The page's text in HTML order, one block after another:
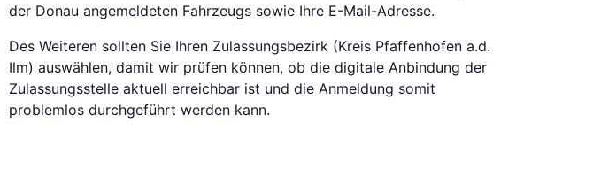
der Donau angemeldeten Fahrzeugs sowie Ihre E-Mail-Adresse.
Des Weiteren sollten Sie Ihren Zulassungsbezirk (Kreis Pfaffenhofen a.d.
Ilm) auswählen, damit wir prüfen können, ob die digitale Anbindung der
Zulassungsstelle aktuell erreichbar ist und die Anmeldung somit
problemlos durchgeführt werden kann.